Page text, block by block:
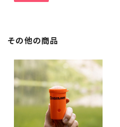
その他の商品